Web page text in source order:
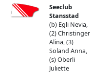
Seeclub
Stansstad
(b) Egli Nevia,
(2) Christinger
Alina, (3)
Soland Anna,
(s) Oberli
Juliette